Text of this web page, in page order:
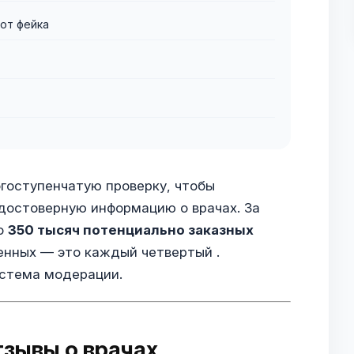
фейка
проверку, чтобы
информацию о врачах. За
350 тысяч потенциально заказных
— это каждый четвертый .
модерации.